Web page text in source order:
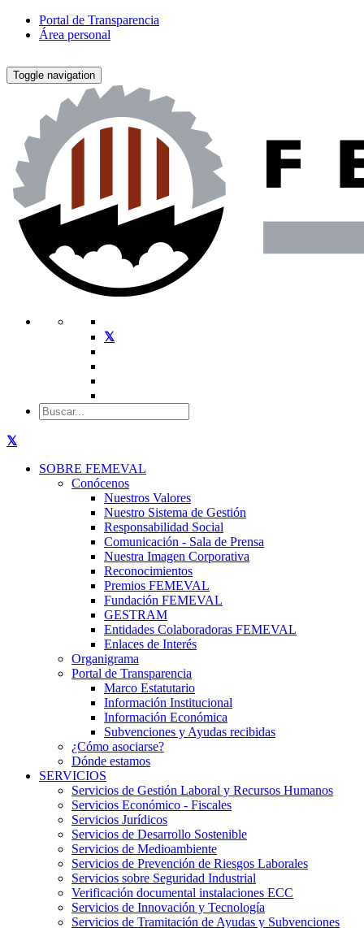
Portal de Transparencia
Área personal
Toggle navigation
SOBRE FEMEVAL
Conócenos
Nuestros Valores
Nuestro Sistema de Gestión
Responsabilidad Social
Comunicación - Sala de Prensa
Nuestra Imagen Corporativa
Reconocimientos
Premios FEMEVAL
Fundación FEMEVAL
GESTRAM
Entidades Colaboradoras FEMEVAL
Enlaces de Interés
Organigrama
Portal de Transparencia
Marco Estatutario
Información Institucional
Información Económica
Subvenciones y Ayudas recibidas
¿Cómo asociarse?
Dónde estamos
SERVICIOS
Servicios de Gestión Laboral y Recursos Humanos
Servicios Económico - Fiscales
Servicios Jurídicos
Servicios de Desarrollo Sostenible
Servicios de Medioambiente
Servicios de Prevención de Riesgos Laborales
Servicios sobre Seguridad Industrial
Verificación documental instalaciones ECC
Servicios de Innovación y Tecnología
Servicios de Tramitación de Ayudas y Subvenciones